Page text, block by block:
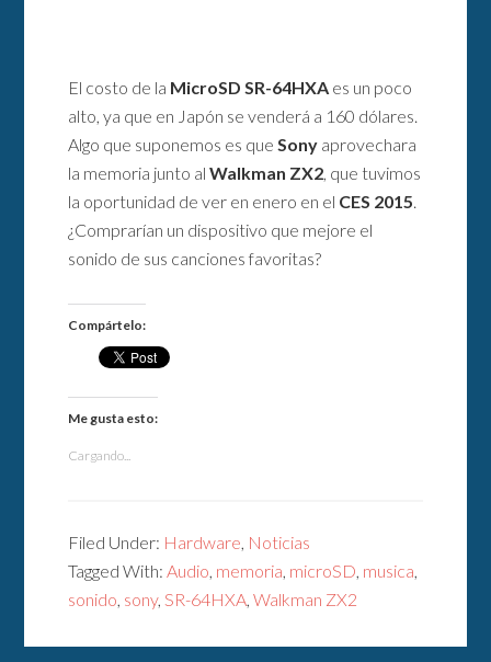
El costo de la MicroSD SR-64HXA es un poco
alto, ya que en Japón se venderá a 160 dólares.
Algo que suponemos es que Sony aprovechara
la memoria junto alWalkman ZX2 , que tuvimos
la oportunidad de ver en enero en el CES 2015
¿Comprarían un dispositivo que mejore el
sonido de sus canciones favoritas?
Compártelo:
Me gusta esto:
Cargando...
Filed Under: Hardware Noticias
Tagged With: Audio memoria microSD musica
sonido sony, SR-64HXA ,Walkman ZX2